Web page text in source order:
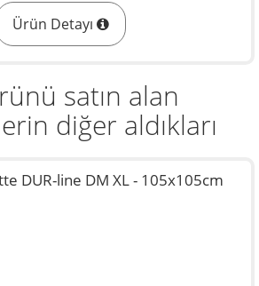
Ürün Detayı
satın alan
diğer aldıkları
DUR-line DM XL - 105x105cm